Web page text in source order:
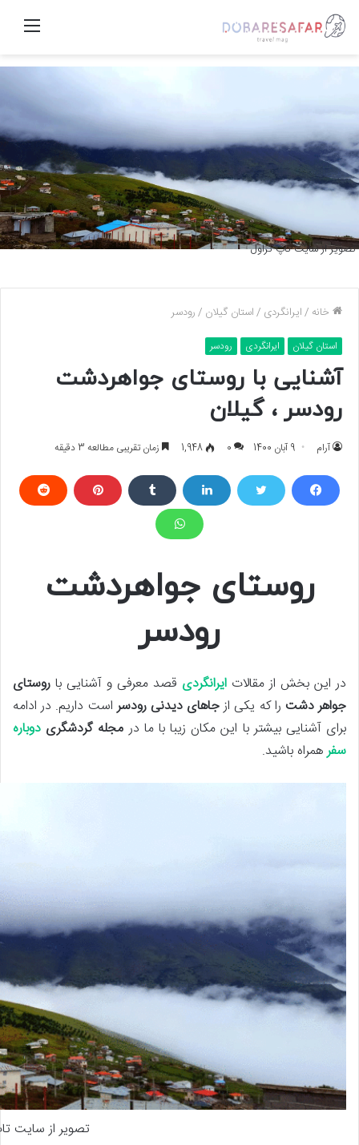
منو
تصویر از سایت تاپ تراول
خانه /ایرانگردی /استان گیلان /رودسر
استان گیلان ایرانگردی رودسر
آشنایی با روستای جواهردشت
رودسر ، گیلان
آرام 9 آبان 1400 0
1,948 زمان تقریبی مطالعه 3 دقیقه
روستای جواهردشت
رودسر
در این بخش از مقالات ایرانگردی قصد معرفی و آشنایی با روستای
جواهر دشت را که یکی ازجاهای دیدنی رودسراست داریم. در ادامه
برای آشنایی بیشتر با این مکان زیبا با ما در مجله گردشگری دوباره
سفرهمراه باشید.
تصویر از سایت